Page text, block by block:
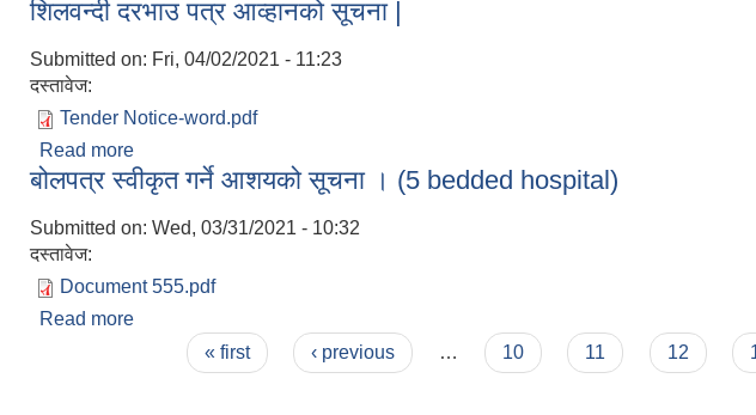
शिलवन्दी दरभाउ पत्र आव्हानको सूचना |
Submitted on: Fri, 04/02/2021 - 11:23
दस्तावेज:
Tender Notice-word.pdf
Read more
बोलपत्र स्वीकृत गर्ने आशयको सूचना । (5 bedded hospital)
Submitted on: Wed, 03/31/2021 - 10:32
दस्तावेज:
Document 555.pdf
Read more
« first ‹ previous … 10 11 12